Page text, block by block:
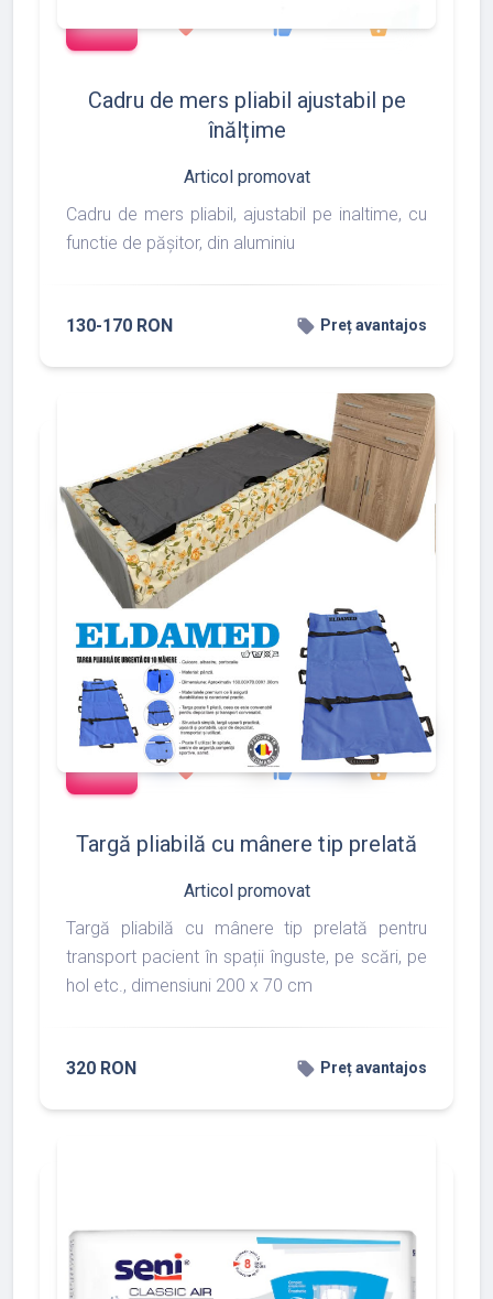
favorite thumb_up shopping_basket
Cadru de mers pliabil ajustabil pe
înălțime
Articol promovat
Cadru de mers pliabil, ajustabil pe inaltime, cu
functie de pășitor, din aluminiu
130-170 RON local_offer Preț avantajos
add_shopping_cart 288
favorite thumb_up
783
shopping_basket
Targă pliabilă cu mânere tip prelată
Articol promovat
Targă pliabilă cu mânere tip prelată pentru
transport pacient în spații înguste, pe scări, pe
hol etc., dimensiuni 200 x 70 cm
320 RON local_offer Preț avantajos